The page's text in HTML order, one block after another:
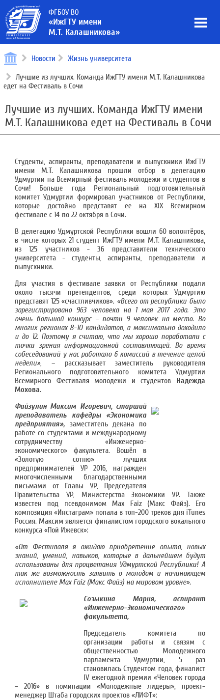
ФГБОУ ВО
«ИжГТУ имени
М.Т. Калашникова»
Новости Жизнь университета
Лучшие из лучших. Команда ИжГТУ имени М.Т. Калашникова
едет на Фестиваль в Сочи
Лучшие из лучших. Команда ИжГТУ имени
М.Т. Калашникова едет на Фестиваль в Сочи
Студенты, аспиранты, преподаватели и выпускники ИжГТУ
имени М.Т. Калашникова прошли отбор в делегацию
Удмуртии на Всемирный фестиваль молодежи и студентов в
Сочи! Больше года Региональный подготовительный
комитет Удмуртии формировал участников от Республики,
которые достойно представят ее на XIX Всемирном
фестивале с 14 по 22 октября в Сочи.
В делегацию Удмуртской Республики вошли 60 волонтёров,
в числе которых 21 студент ИжГТУ имени М.Т. Калашникова,
из 125 участников - 36 представители технического
университета - студенты, аспиранты, преподаватели и
выпускники.
Для участия в фестивале заявки от Республики подали
около тысячи претендентов, среди которых Удмуртию
представят 125 «счастливчиков». «Всего от республики было
зарегистрировано 963 человека на 1 мая 2017 года. Это
очень большой конкурс – почти 9 человек на место. Во
многих регионах 8-10 кандидатов, а максимально доходило
и до 12. Поэтому я считаю, что мы хорошо поработали с
точки зрения информационной составляющей. Во время
собеседований у нас работало 6 комиссий в течение целой
недели», – рассказывает заместитель руководителя
Регионального подготовительного комитета Удмуртии
Всемирного Фестиваля молодежи и студентов Надежда
Мохова.
Файзулин Максим Игоревич, старший
преподаватель кафедры «Экономика
предприятия», заместитель декана по
работе со студентами и международному
сотрудничеству «Инженерно-
экономического» факультета. Вошёл в
«Золотую сотню» лучших
предпринимателей УР 2016, награжден
многочисленными благодарственными
письмами от Главы УР, Председателя
Правительства УР, Министерства Экономики УР. Также
известен под псевдонимом Max Faiz (Макс Файз). Его
композиция «Инстаграм» попала в топ-200 треков дня iTunes
Россия. Максим является финалистом городского вокального
конкурса «Пой Ижевск»:
«От Фестиваля я ожидаю приобретение опыта, новых
знаний, умений, навыков, которые в дальнейшем будут
использованы для процветания Удмуртской Республики! А
так же возможность заявить о молодом и начинающем
исполнителе Max Faiz (Макс Файз) на мировом уровне».
Созыкина Мария, аспирант
«Инженерно-Экономического»
факультета,
Председатель комитета по
организации работы и связям с
общественностью Молодежного
парламента Удмуртии, 5 раз
становилась Студентом года, финалист
IV ежегодной премии «Человек города
– 2016» в номинации «Молодежные лидеры», проект-
менеджер Штаба городских проектов «ЛИФТ»: